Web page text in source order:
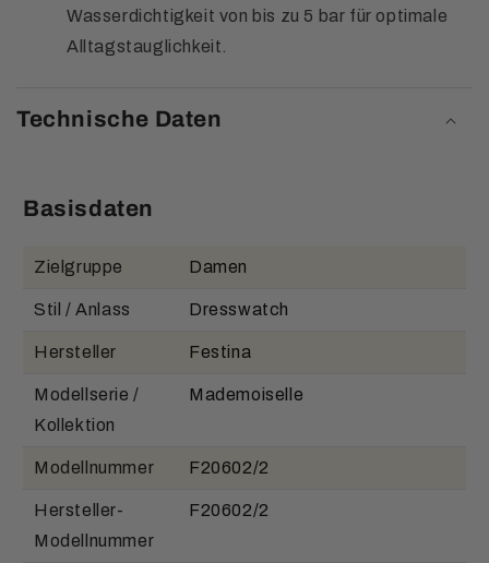
Wasserdichtigkeit von bis zu 5 bar für optimale
Alltagstauglichkeit.
Technische Daten
Basisdaten
Zielgruppe Damen
Stil / Anlass Dresswatch
Hersteller Festina
Modellserie /
Kollektion
Mademoiselle
Modellnummer F20602/2
Hersteller-
Modellnummer
F20602/2